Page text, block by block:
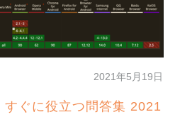
2021年5月19日
ぐに役立つ問答集 2021